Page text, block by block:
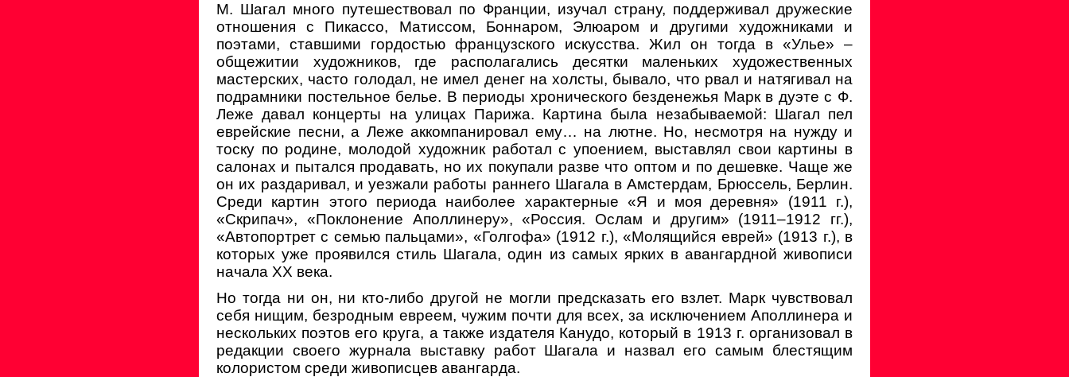
М. Шагал много путешествовал по Франции, изучал страну, поддерживал дружеские
отношения с Пикассо, Матиссом, Боннаром, Элюаром и другими художниками и
поэтами, ставшими гордостью французского искусства. Жил он тогда в «Улье» –
общежитии художников, где располагались десятки маленьких художественных
мастерских, часто голодал, не имел денег на холсты, бывало, что рвал и натягивал на
подрамники постельное белье. В периоды хронического безденежья Марк в дуэте с Ф.
Леже давал концерты на улицах Парижа. Картина была незабываемой: Шагал пел
еврейские песни, а Леже аккомпанировал ему… на лютне. Но, несмотря на нужду и
тоску по родине, молодой художник работал с упоением, выставлял свои картины в
салонах и пытался продавать, но их покупали разве что оптом и по дешевке. Чаще же
он их раздаривал, и уезжали работы раннего Шагала в Амстердам, Брюссель, Берлин.
Среди картин этого периода наиболее характерные «Я и моя деревня» (1911 г.),
«Скрипач», «Поклонение Аполлинеру», «Россия. Ослам и другим» (1911–1912 гг.),
«Автопортрет с семью пальцами», «Голгофа» (1912 г.), «Молящийся еврей» (1913 г.), в
которых уже проявился стиль Шагала, один из самых ярких в авангардной живописи
начала XX века.
Но тогда ни он, ни кто-либо другой не могли предсказать его взлет. Марк чувствовал
себя нищим, безродным евреем, чужим почти для всех, за исключением Аполлинера и
нескольких поэтов его круга, а также издателя Канудо, который в 1913 г. организовал в
редакции своего журнала выставку работ Шагала и назвал его самым блестящим
колористом среди живописцев авангарда.